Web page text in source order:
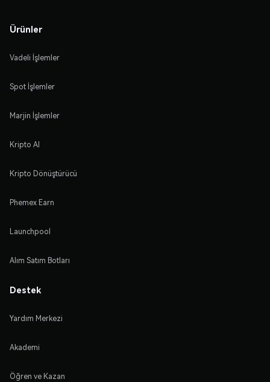
Ürünler
Vadeli İşlemler
Spot İşlemler
Marjin İşlemler
Kripto Al
Kripto Dönüştürücü
Phemex Earn
Launchpool
Alım Satım Botları
Destek
Yardım Merkezi
Akademi
Öğren ve Kazan